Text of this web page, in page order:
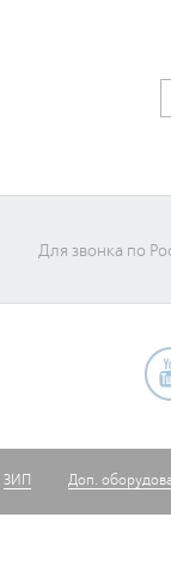
Для звонка по
ЗИП Доп.